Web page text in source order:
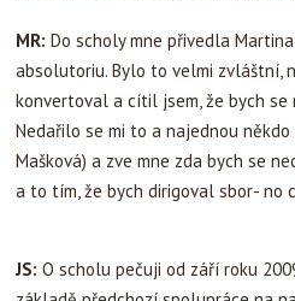
MR: Do scholy mne přivedla
absolutoriu. Bylo to velmi zvláštní,
konvertoval a cítil jsem, že bych se
Nedařilo se mi to a najednou
Mašková) a zve mne zda bych se
a to tím, že bych dirigoval sbor- no
JS: O scholu pečuji od září roku